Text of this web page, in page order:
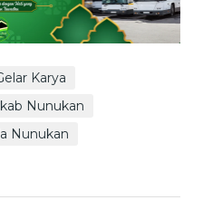
Karya
Nunukan
Nunukan